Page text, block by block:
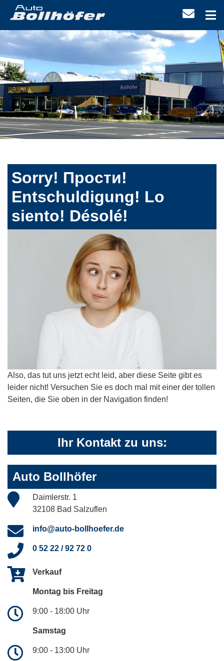
Sorry! Прости!
Entschuldigung! Lo
siento! Désolé!
Also, das tut uns jetzt echt leid, aber diese Seite gibt es
leider nicht! Versuchen Sie es doch mal mit einer der tollen
Seiten, die Sie oben in der Navigation finden!
Ihr Kontakt zu uns:
Auto Bollhöfer
Daimlerstr. 1
32108 Bad Salzuflen
info@auto-bollhoefer.de
0 52 22 / 92 72 0
Verkauf
Montag bis Freitag
9:00 - 18:00 Uhr
Samstag
9:00 - 13:00 Uhr